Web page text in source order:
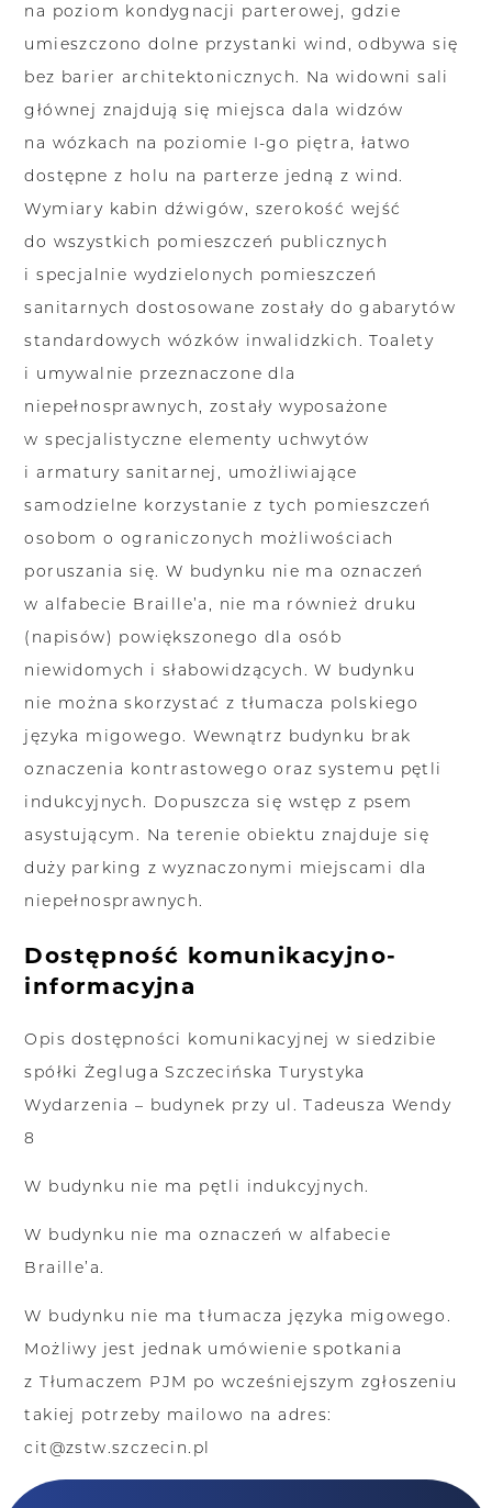
na poziom kondygnacji parterowej, gdzie
umieszczono dolne przystanki wind, odbywa się
bez barier architektonicznych. Na widowni sali
głównej znajdują się miejsca dala widzów
na wózkach na poziomie I-go piętra, łatwo
dostępne z holu na parterze jedną z wind.
Wymiary kabin dźwigów, szerokość wejść
do wszystkich pomieszczeń publicznych
i specjalnie wydzielonych pomieszczeń
sanitarnych dostosowane zostały do gabarytów
standardowych wózków inwalidzkich. Toalety
i umywalnie przeznaczone dla
niepełnosprawnych, zostały wyposażone
w specjalistyczne elementy uchwytów
i armatury sanitarnej, umożliwiające
samodzielne korzystanie z tych pomieszczeń
osobom o ograniczonych możliwościach
poruszania się. W budynku nie ma oznaczeń
w alfabecie Braille’a, nie ma również druku
(napisów) powiększonego dla osób
niewidomych i słabowidzących. W budynku
nie można skorzystać z tłumacza polskiego
języka migowego. Wewnątrz budynku brak
oznaczenia kontrastowego oraz systemu pętli
indukcyjnych. Dopuszcza się wstęp z psem
asystującym. Na terenie obiektu znajduje się
duży parking z wyznaczonymi miejscami dla
niepełnosprawnych.
Dostępność komunikacyjno-
informacyjna
Opis dostępności komunikacyjnej w siedzibie
spółki Żegluga Szczecińska Turystyka
Wydarzenia – budynek przy ul. Tadeusza Wendy
8
W budynku nie ma pętli indukcyjnych.
W budynku nie ma oznaczeń w alfabecie
Braille’a.
W budynku nie ma tłumacza języka migowego.
Możliwy jest jednak umówienie spotkania
z Tłumaczem PJM po wcześniejszym zgłoszeniu
takiej potrzeby mailowo na adres:
cit@zstw.szczecin.pl